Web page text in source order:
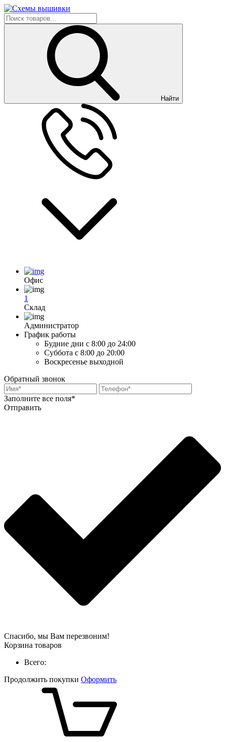
Найти
Офис
1
Склад
Администратор
График работы
Будние дни с 8:00 до 24:00
Суббота с 8:00 до 20:00
Воскресенье выходной
Обратный звонок
Заполните все поля*
Отправить
Спасибо, мы Вам перезвоним!
Корзина товаров
Всего:
Продолжить покупки Оформить